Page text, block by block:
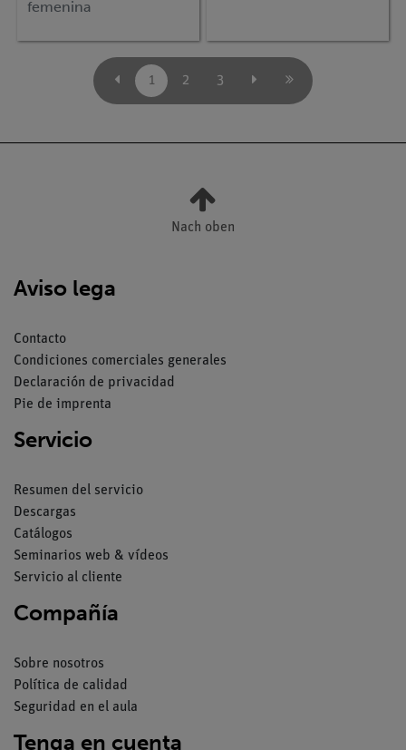
femenina
1 2 3
Nach oben
Aviso lega
Contacto
Condiciones comerciales generales
Declaración de privacidad
Pie de imprenta
Servicio
Resumen del servicio
Descargas
Catálogos
Seminarios web & vídeos
Servicio al cliente
Compañía
Sobre nosotros
Política de calidad
Seguridad en el aula
Tenga en cuenta